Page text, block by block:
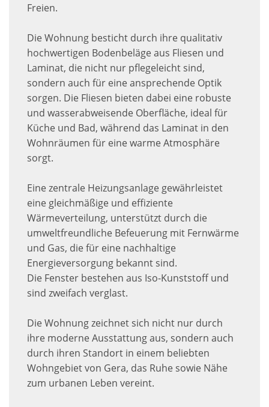
Freien.
Die Wohnung besticht durch ihre qualitativ
hochwertigen Bodenbeläge aus Fliesen und
Laminat, die nicht nur pflegeleicht sind,
sondern auch für eine ansprechende Optik
sorgen. Die Fliesen bieten dabei eine robuste
und wasserabweisende Oberfläche, ideal für
Küche und Bad, während das Laminat in den
Wohnräumen für eine warme Atmosphäre
sorgt.
Eine zentrale Heizungsanlage gewährleistet
eine gleichmäßige und effiziente
Wärmeverteilung, unterstützt durch die
umweltfreundliche Befeuerung mit Fernwärme
und Gas, die für eine nachhaltige
Energieversorgung bekannt sind.
Die Fenster bestehen aus Iso-Kunststoff und
sind zweifach verglast.
Die Wohnung zeichnet sich nicht nur durch
ihre moderne Ausstattung aus, sondern auch
durch ihren Standort in einem beliebten
Wohngebiet von Gera, das Ruhe sowie Nähe
zum urbanen Leben vereint.